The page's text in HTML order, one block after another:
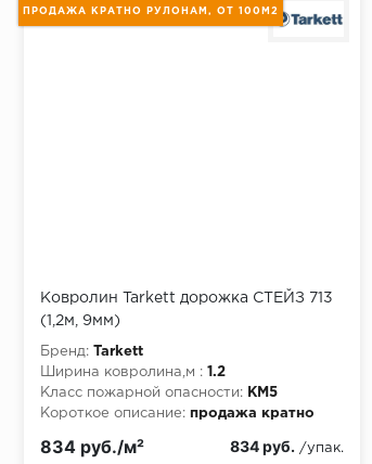
Условия доставки
Монтаж последнего ряда:
ПРОДАЖА КРАТНО РУЛОНАМ, ОТ 100М2
Ковролин Tarkett дорожка СТЕЙЗ 713
(1,2м, 9мм)
Бренд:
Tarkett
Ширина ковролина,м : 1.2
Класс пожарной опасности:
КМ5
Короткое описание: продажа кратно
834 руб./м² 834 руб. /упак.